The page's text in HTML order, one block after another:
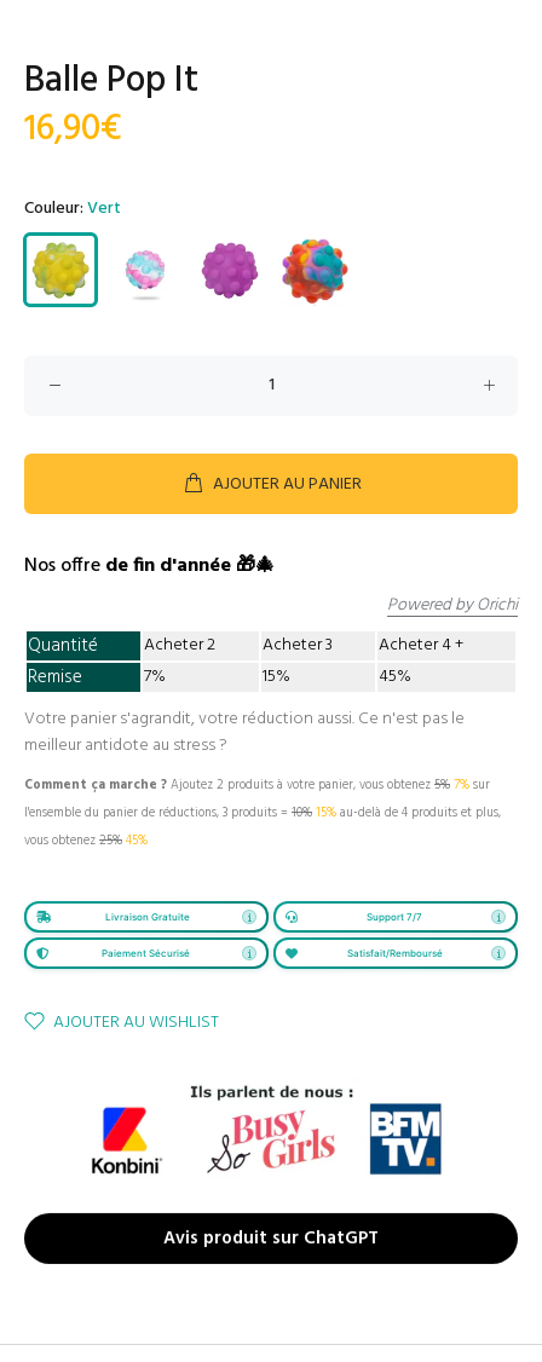
Balle Pop It
16,90€
Couleur:Vert
AJOUTER AU PANIER
Nos offrede fin d'année 🎁🎄
Powered by Orichi
Quantité Acheter 2 Acheter 3 Acheter 4
Remise 7% 15%
45%
Votre panier s'agrandit, votre réduction aussi. Ce n'est pas le
meilleur antidote au stress ?
Comment ça marche ?Ajoutez 2 produits à votre panier, vous obtenez5%7%sur
l'ensemble du panier de réductions, 3 produits = 10%15%au-delà de 4 produits et plus,
vous obtenez25%45%
Livraison Gratuite Support 7/7
Paiement Sécurisé Satisfait/Remboursé
AJOUTER AU WISHLIST
Avis produit sur ChatGPT